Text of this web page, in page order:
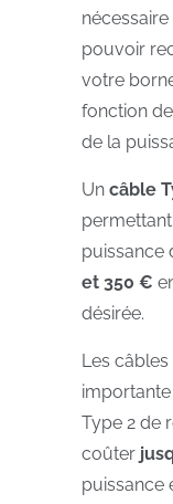
nécessaire
pouvoir
votre
fonction
de la
Un câble
puissance
et 350 €
désirée.
Les câbles
Type 2 de
coûter
puissance